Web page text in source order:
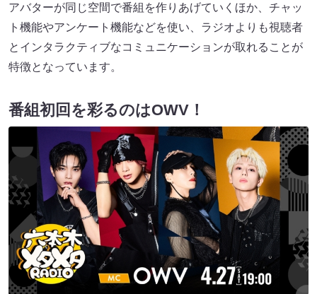
アバターが同じ空間で番組を作りあげていくほか、チャッ
ト機能やアンケート機能などを使い、ラジオよりも視聴者
とインタラクティブなコミュニケーションが取れることが
特徴となっています。
番組初回を彩るのはOWV！